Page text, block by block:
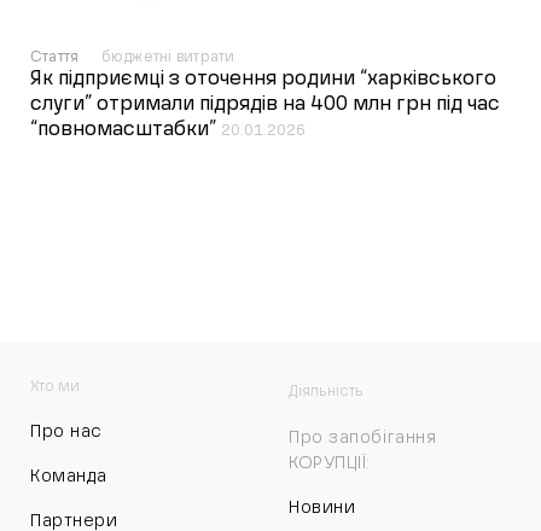
Стаття бюджетні витрати
Як підприємці з оточення родини “харківського
слуги” отримали підрядів на 400 млн грн під час
“повномасштабки” 20.01.2026
Хто ми
Про нас
Команда
Партнери
Діяльність
Про запобігання
КОРУПЦІЇ:
Новини